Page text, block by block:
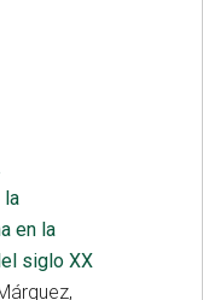
la
en la
siglo XX